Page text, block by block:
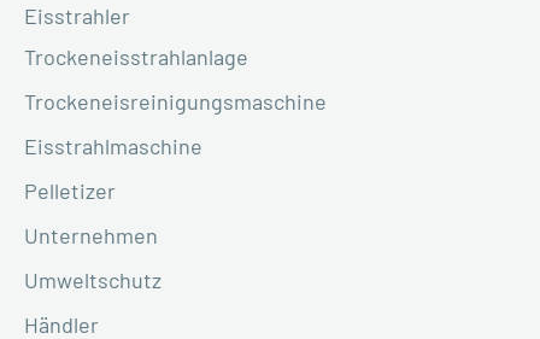
Eisstrahler
Trockeneisstrahlanlage
Trockeneisreinigungsmaschine
Eisstrahlmaschine
Pelletizer
Unternehmen
Umweltschutz
Händler